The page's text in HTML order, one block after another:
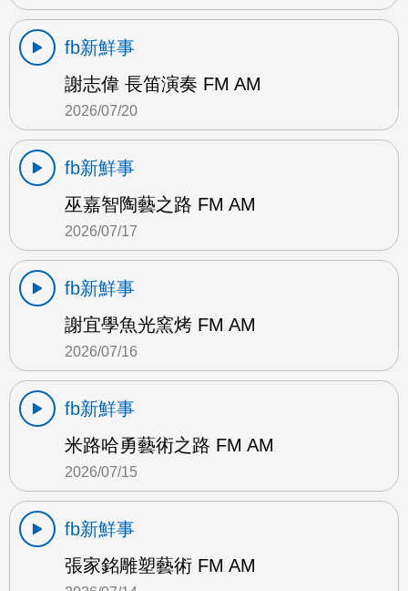
fb新鮮事
謝志偉 長笛演奏 FM AM
2026/07/20
fb新鮮事
巫嘉智陶藝之路 FM AM
2026/07/17
fb新鮮事
謝宜學魚光窯烤 FM AM
2026/07/16
fb新鮮事
米路哈勇藝術之路 FM AM
2026/07/15
fb新鮮事
張家銘雕塑藝術 FM AM